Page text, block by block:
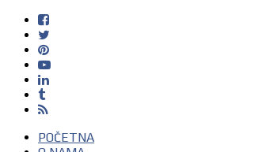
POČETNA